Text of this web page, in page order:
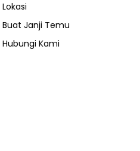
Lokasi
Buat Janji Temu
Hubungi Kami